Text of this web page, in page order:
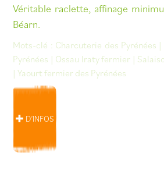
Véritable raclette, affinage
Béarn.
Mots-clé : Charcuterie des Pyrénées |
Pyrénées | Ossau Iraty fermier |
|Yaourt fermier des Pyrénées
D’INFOS